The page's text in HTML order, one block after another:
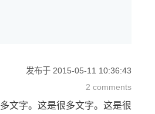
发布于 2015-05-11 10:36:43
2 comments
文字。这是很多文字。这是很